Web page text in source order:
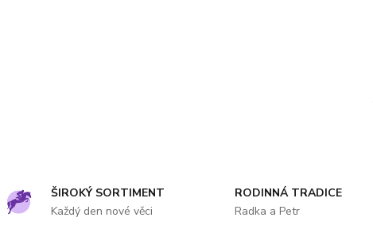
ŠIROKÝ SORTIMENT
Každý den nové věci
RODINNÁ TRADICE
Radka a Petr